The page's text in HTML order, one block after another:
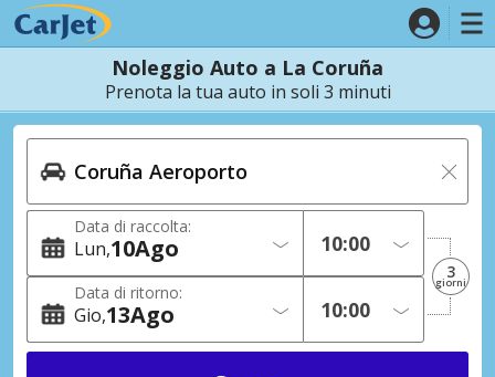
Noleggio Auto a La Coruña
Prenota la tua auto in soli 3 minuti
Data di raccolta:
Lun 10Ago
Data di ritorno:
Gio 13Ago
3
giorni